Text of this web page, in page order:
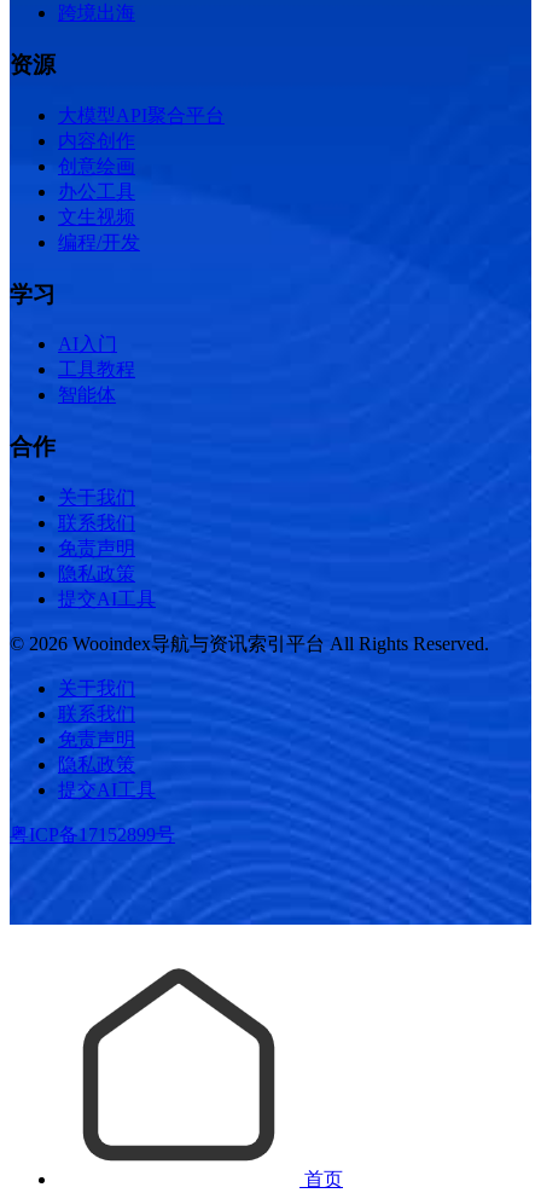
跨境出海
资源
大模型API聚合平台
内容创作
创意绘画
办公工具
文生视频
编程/开发
学习
AI入门
工具教程
智能体
合作
关于我们
联系我们
免责声明
隐私政策
提交AI工具
© 2026 Wooindex导航与资讯索引平台 All Rights Reserved.
关于我们
联系我们
免责声明
隐私政策
提交AI工具
粤ICP备17152899号
首页